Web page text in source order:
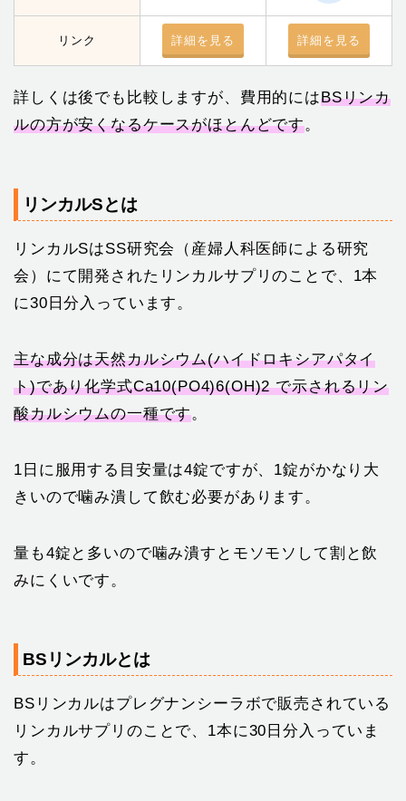
リンク 詳細を見る 詳細を見る
詳しくは後でも比較しますが、費用的にはBSリンカ
ルの方が安くなるケースがほとんどです。
リンカルSとは
リンカルSはSS研究会（産婦人科医師による研究
会）にて開発されたリンカルサプリのことで、1本
に30日分入っています。
主な成分は天然カルシウム(ハイドロキシアパタイ
ト)であり化学式Ca10(PO4)6(OH)2 で示されるリン
酸カルシウムの一種です。
1日に服用する目安量は4錠ですが、1錠がかなり大
きいので噛み潰して飲む必要があります。
量も4錠と多いので噛み潰すとモソモソして割と飲
みにくいです。
BSリンカルとは
BSリンカルはプレグナンシーラボで販売されている
リンカルサプリのことで、1本に30日分入っていま
す。